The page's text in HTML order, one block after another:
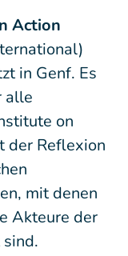
Action
in Genf. Es
alle
on
der Reflexion
mit denen
Akteure der